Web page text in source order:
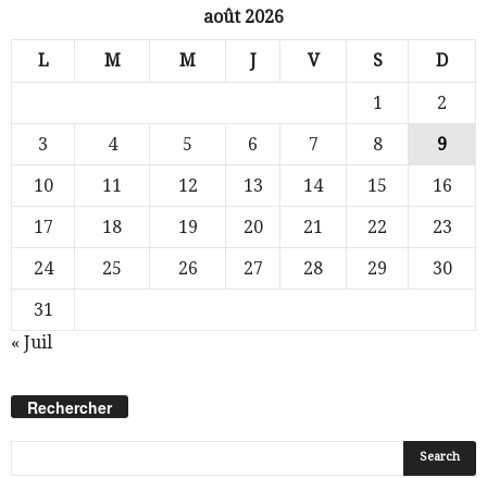
août 2026
L M M J V S D
1
2
3
4 5 6 7 8
9
10
11 12 13 14 15
16
17
18 19 20 21 22
23
24
25 26 27 28 29
30
31
« Juil
Rechercher